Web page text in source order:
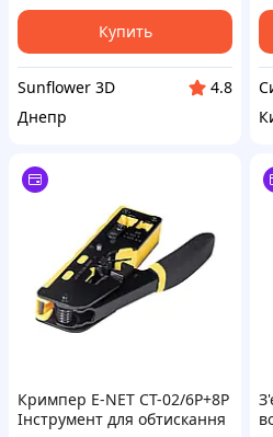
Купить
Sunflower 3D
4.8
Днепр
Кримпер E-NET CT-02/6P+8P
Інструмент для обтискання